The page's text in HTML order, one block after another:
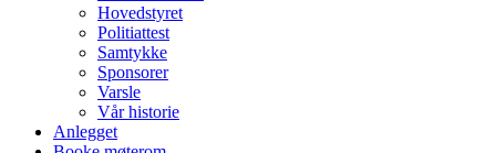
Hovedstyret
Politiattest
Samtykke
Sponsorer
Varsle
Vår historie
Anlegget